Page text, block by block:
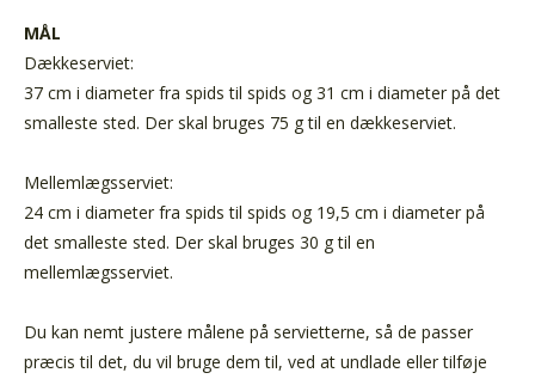
MÅL
Dækkeserviet:
37 cm i diameter fra spids til spids og 31 cm i diameter på det
smalleste sted. Der skal bruges 75 g til en dækkeserviet.
Mellemlægsserviet:
24 cm i diameter fra spids til spids og 19,5 cm i diameter på
det smalleste sted. Der skal bruges 30 g til en
mellemlægsserviet.
Du kan nemt justere målene på servietterne, så de passer
præcis til det, du vil bruge dem til, ved at undlade eller tilføje